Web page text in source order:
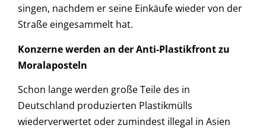
singen, nachdem er seine Einkäufe wieder von der
Straße eingesammelt hat.
Konzerne werden an der Anti-Plastikfront zu
Moralaposteln
Schon lange werden große Teile des in
Deutschland produzierten Plastikmülls
wiederverwertet oder zumindest illegal in Asien